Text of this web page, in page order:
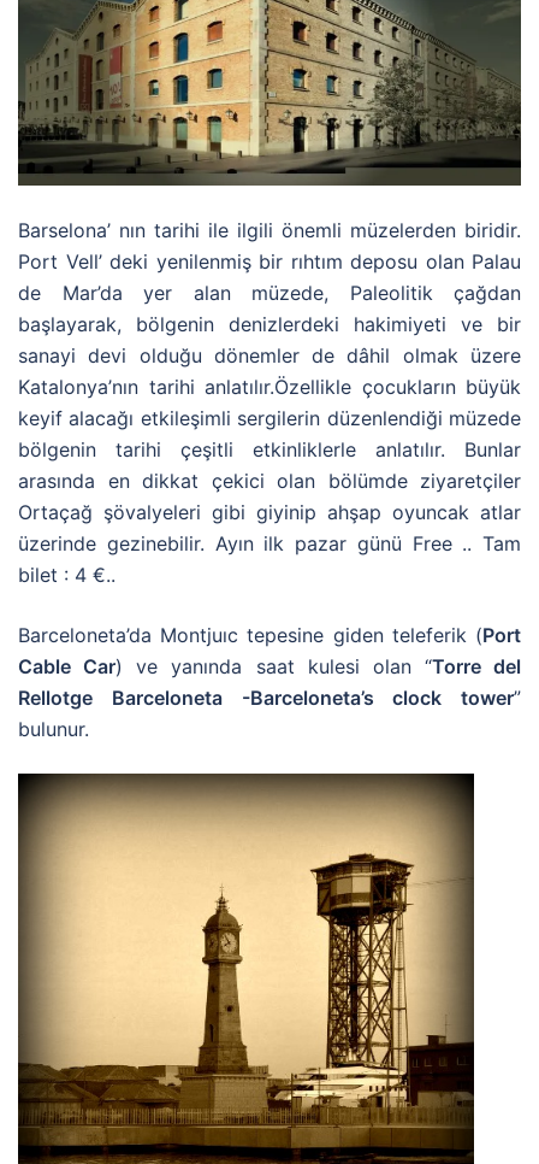
Barselona’ nın tarihi ile ilgili önemli müzelerden biridir.
Port Vell’ deki yenilenmiş bir rıhtım deposu olan Palau
de Mar’da yer alan müzede, Paleolitik çağdan
başlayarak, bölgenin denizlerdeki hakimiyeti ve bir
sanayi devi olduğu dönemler de dâhil olmak üzere
Katalonya’nın tarihi anlatılır.Özellikle çocukların büyük
keyif alacağı etkileşimli sergilerin düzenlendiği müzede
bölgenin tarihi çeşitli etkinliklerle anlatılır. Bunlar
arasında en dikkat çekici olan bölümde ziyaretçiler
Ortaçağ şövalyeleri gibi giyinip ahşap oyuncak atlar
üzerinde gezinebilir. Ayın ilk pazar günü Free .. Tam
bilet : 4 €..
Barceloneta’da Montjuıc tepesine giden teleferik (Port
Cable Car) ve yanında saat kulesi olan “Torre del
Rellotge Barceloneta -Barceloneta’s clock tower”
bulunur.